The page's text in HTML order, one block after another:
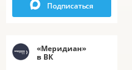
Подписаться
«Меридиан»
в ВК